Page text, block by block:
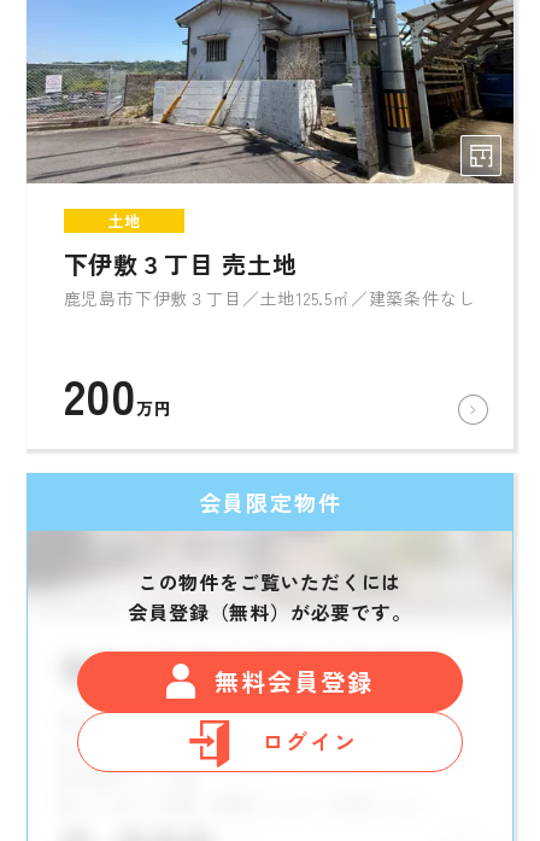
土地
下伊敷３丁目 売土地
鹿児島市下伊敷３丁目／土地125.5㎡／建築条件なし
200万円
会員限定物件
この物件をご覧いただくには
会員登録（無料）が必要です。
無料会員登録
ログイン